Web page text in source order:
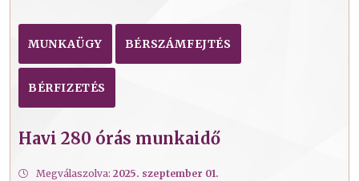
MUNKAÜGY BÉRSZÁMFEJTÉS
BÉRFIZETÉS
Havi 280 órás munkaidő
Megválaszolva: 2025. szeptember 01.